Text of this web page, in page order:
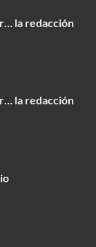
la redacción
la redacción